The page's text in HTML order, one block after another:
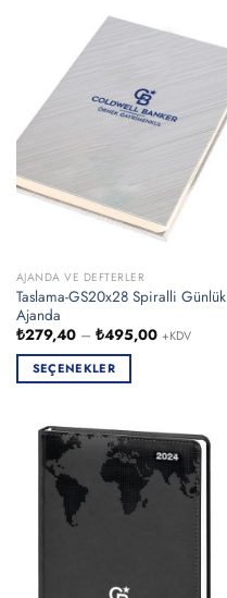
varyasyonu
Seçenekler
ürün
seçilebilir
AJANDA VE DEFTERLER
Taslama-GS20x28 Spiralli Günlük
Ajanda
₺279,40 – ₺495,00Fiyat
aralığı:
+KDV
SEÇENEKLER
birden
varyasyonu
Seçenekler